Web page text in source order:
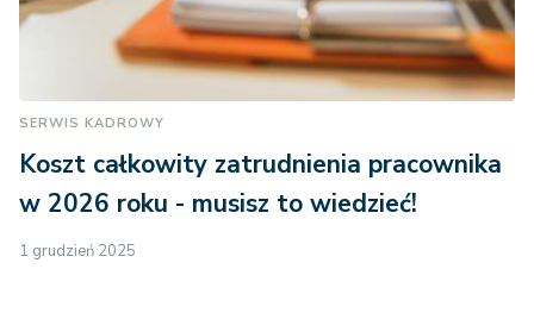
SERWIS KADROWY
Koszt całkowity zatrudnienia pracownika
w 2026 roku - musisz to wiedzieć!
1 grudzień 2025